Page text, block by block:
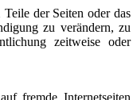
der Seiten oder das
zu verändern, zu
zeitweise oder
fremde Internetseiten